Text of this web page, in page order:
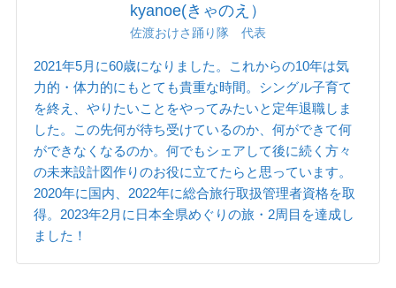
kyanoe(きゃのえ）
佐渡おけさ踊り隊 代表
2021年5月に60歳になりました。これからの10年は気
力的・体力的にもとても貴重な時間。シングル子育て
を終え、やりたいことをやってみたいと定年退職しま
した。この先何が待ち受けているのか、何ができて何
ができなくなるのか。何でもシェアして後に続く方々
の未来設計図作りのお役に立てたらと思っています。
2020年に国内、2022年に総合旅行取扱管理者資格を取
得。2023年2月に日本全県めぐりの旅・2周目を達成し
ました！